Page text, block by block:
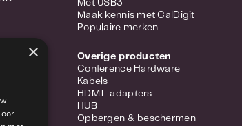
Met USB3
Maak kennis met CalDigit
Populaire merken
Overige producten
Conference Hardware
Kabels
HDMI-adapters
HUB
Opbergen & beschermen
×